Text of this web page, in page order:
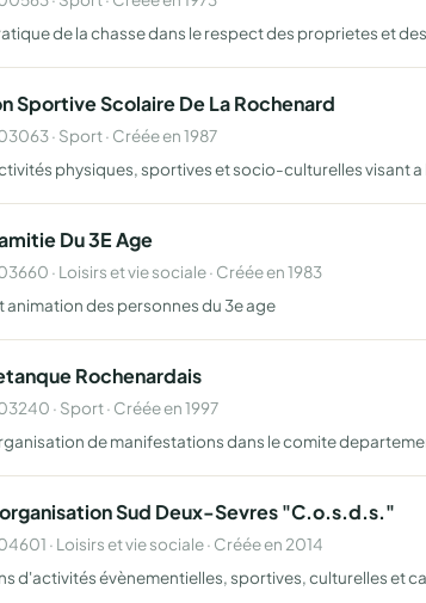
de la chasse dans le respect des proprietes et
Sportive Scolaire De La Rochenard
· Sport · Créée en 1987
physiques, sportives et socio-culturelles visant
Du 3E Age
· Loisirs et vie sociale · Créée en 1983
animation des personnes du 3e age
Rochenardais
· Sport · Créée en 1997
de manifestations dans le comite
Sud Deux-Sevres "C.o.s.d.s."
· Loisirs et vie sociale · Créée en 2014
d'activités évènementielles, sportives, culturelles et